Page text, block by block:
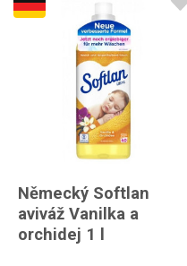
Německý Softlan
aviváž Vanilka a
orchidej 1 l